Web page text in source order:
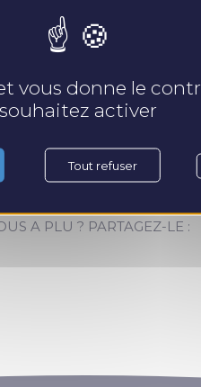
A PLU ? PARTAGEZ-LE :
vous donne le
souhaitez activer
Tout refuser